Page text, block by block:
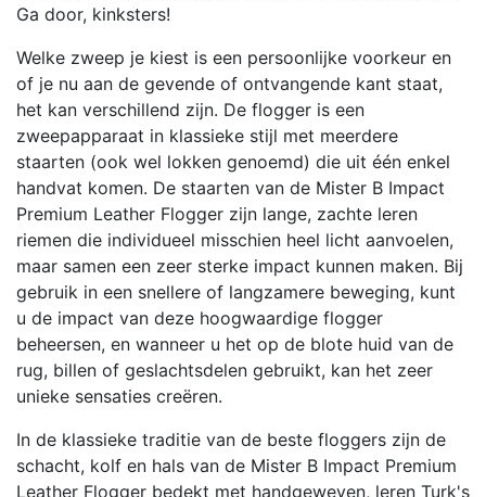
Ga door, kinksters!
Welke zweep je kiest is een persoonlijke voorkeur en
of je nu aan de gevende of ontvangende kant staat,
het kan verschillend zijn. De flogger is een
zweepapparaat in klassieke stijl met meerdere
staarten (ook wel lokken genoemd) die uit één enkel
handvat komen. De staarten van de Mister B Impact
Premium Leather Flogger zijn lange, zachte leren
riemen die individueel misschien heel licht aanvoelen,
maar samen een zeer sterke impact kunnen maken. Bij
gebruik in een snellere of langzamere beweging, kunt
u de impact van deze hoogwaardige flogger
beheersen, en wanneer u het op de blote huid van de
rug, billen of geslachtsdelen gebruikt, kan het zeer
unieke sensaties creëren.
In de klassieke traditie van de beste floggers zijn de
schacht, kolf en hals van de Mister B Impact Premium
Leather Flogger bedekt met handgeweven, leren Turk's